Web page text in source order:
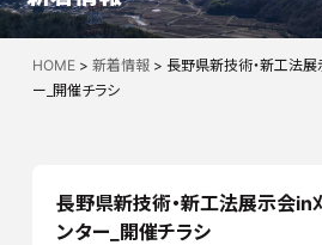
HOME> 新着情報> 長野県新技術・新工法
ー_開催チラシ
長野県新技術・新工法展示会in
ンター_開催チラシ